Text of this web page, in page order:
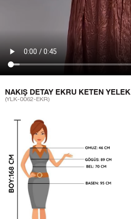
NAKIŞ DETAY EKRU KETEN YELEK
(YLK-0062-EKR)